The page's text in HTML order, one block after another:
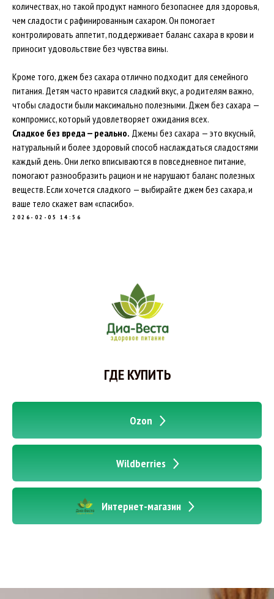
количествах, но такой продукт намного безопаснее для здоровья,
чем сладости с рафинированным сахаром. Он помогает
контролировать аппетит, поддерживает баланс сахара в крови и
приносит удовольствие без чувства вины.
Кроме того, джем без сахара отлично подходит для семейного
питания. Детям часто нравится сладкий вкус, а родителям важно,
чтобы сладости были максимально полезными. Джем без сахара —
компромисс, который удовлетворяет ожидания всех.
Сладкое без вреда — реально. Джемы без сахара — это вкусный,
натуральный и более здоровый способ наслаждаться сладостями
каждый день. Они легко вписываются в повседневное питание,
помогают разнообразить рацион и не нарушают баланс полезных
веществ. Если хочется сладкого — выбирайте джем без сахара, и
ваше тело скажет вам «спасибо».
2026-02-05 14:56
ГДЕ КУПИТЬ
Ozon
Wildberries
Интернет-магазин